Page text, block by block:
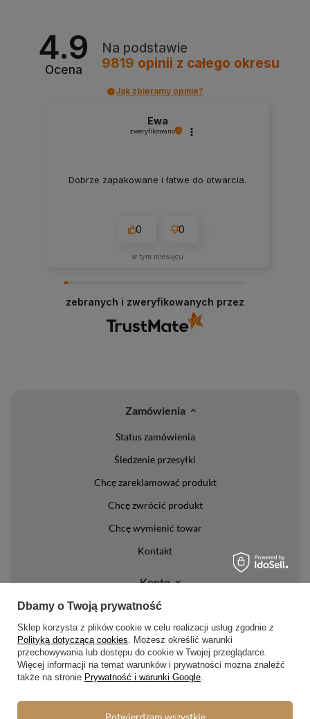
4.9
Ocena
Na podstawie
9819 opinii z całego okresu
Jak zbieramy opinie?
Ewa
zweryfikowano
Dobrze zapakowane i łatwe do otwarcia.
0 0
w tym miesiącu
zebranych i zweryfikowanych przez
Zamówienia
Status zamówienia
Śledzenie przesyłki
Chcę zareklamować produkt
Chcę zwrócić produkt
Chcę wymienić towar
Kontakt
Konto
Regulamin
Polityka prywatności i cookies
Lista form płatności
Dbamy o Twoją prywatność
Sklep korzysta z plików cookie w celu realizacji usług zgodnie z
Polityką dotyczącą cookies. Możesz określić warunki
przechowywania lub dostępu do cookie w Twojej przeglądarce.
Więcej informacji na temat warunków i prywatności można znaleźć
także na stronie Prywatność i warunki Google.
Potwierdzam wszystkie